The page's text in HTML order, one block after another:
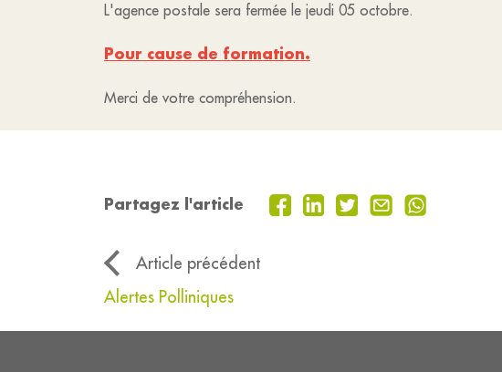
L'agence postale sera fermée le jeudi 05 octobre.
Pour cause de formation.
Merci de votre compréhension.
Partagez l'article
Article précédent
Alertes Polliniques